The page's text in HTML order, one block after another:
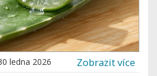
ledna 2026 Zobrazit více